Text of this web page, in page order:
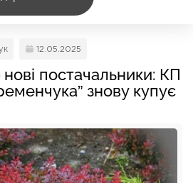
12.05.2025
нові постачальники: КП
знову купує